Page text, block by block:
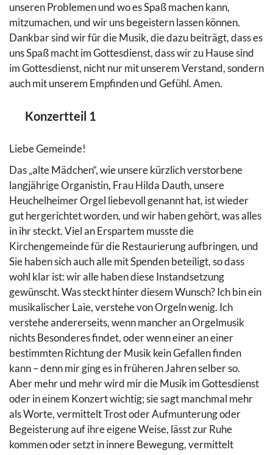
unseren Problemen und wo es Spaß machen kann,
mitzumachen, und wir uns begeistern lassen können.
Dankbar sind wir für die Musik, die dazu beiträgt, dass es
uns Spaß macht im Gottesdienst, dass wir zu Hause sind
im Gottesdienst, nicht nur mit unserem Verstand, sondern
auch mit unserem Empfinden und Gefühl. Amen.
Konzertteil 1
Liebe Gemeinde!
Das „alte Mädchen“, wie unsere kürzlich verstorbene
langjährige Organistin, Frau Hilda Dauth, unsere
Heuchelheimer Orgel liebevoll genannt hat, ist wieder
gut hergerichtet worden, und wir haben gehört, was alles
in ihr steckt. Viel an Erspartem musste die
Kirchengemeinde für die Restaurierung aufbringen, und
Sie haben sich auch alle mit Spenden beteiligt, so dass
wohl klar ist: wir alle haben diese Instandsetzung
gewünscht. Was steckt hinter diesem Wunsch? Ich bin ein
musikalischer Laie, verstehe von Orgeln wenig. Ich
verstehe andererseits, wenn mancher an Orgelmusik
nichts Besonderes findet, oder wenn einer an einer
bestimmten Richtung der Musik kein Gefallen finden
kann – denn mir ging es in früheren Jahren selber so.
Aber mehr und mehr wird mir die Musik im Gottesdienst
oder in einem Konzert wichtig; sie sagt manchmal mehr
als Worte, vermittelt Trost oder Aufmunterung oder
Begeisterung auf ihre eigene Weise, lässt zur Ruhe
kommen oder setzt in innere Bewegung, vermittelt